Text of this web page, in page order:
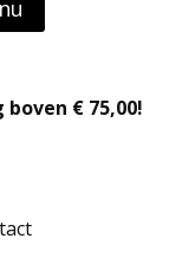
€ 75,00!